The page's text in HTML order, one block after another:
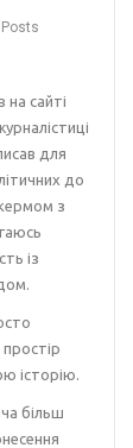
на сайті
для
до
з
із
історію.
більш